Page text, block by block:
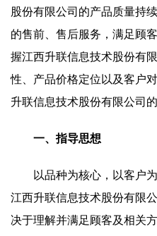
股份有限公司的产品质量持
的售前、售后服务，满足顾
握江西升联信息技术股份有
性、产品价格定位以及客户
升联信息技术股份有限公司
一、指导思想
以品种为核心，以客户
江西升联信息技术股份有限
决于理解并满足顾客及相关